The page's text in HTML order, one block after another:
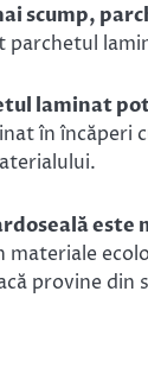
scump,
parchetul
laminat
în încăperi
este
materiale
provine din